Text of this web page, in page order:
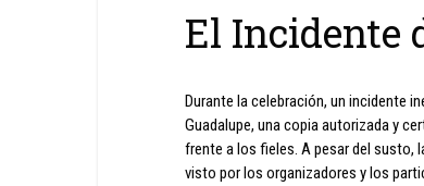
El Incidente
Durante la celebración, un incidente
Guadalupe, una copia autorizada y
frente a los fieles. A pesar del susto,
visto por los organizadores y los